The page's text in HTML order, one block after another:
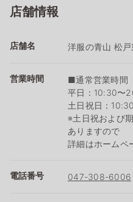
店舗情報
店舗名 洋服の青山 松
営業時間
■通常営業時間
平日：10:30〜
土日祝日：
※土日祝および
ありますので
詳細はホームペ
電話番号 047-308-6006